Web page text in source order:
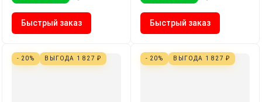
Быстрый заказ Быстрый заказ
- 20% ВЫГОДА 1 827 ₽ - 20% ВЫГОДА 1 827 ₽